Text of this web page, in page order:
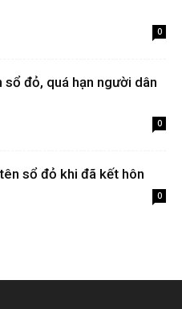
0
đỏ, quá hạn người dân
0
sổ đỏ khi đã kết hôn
0